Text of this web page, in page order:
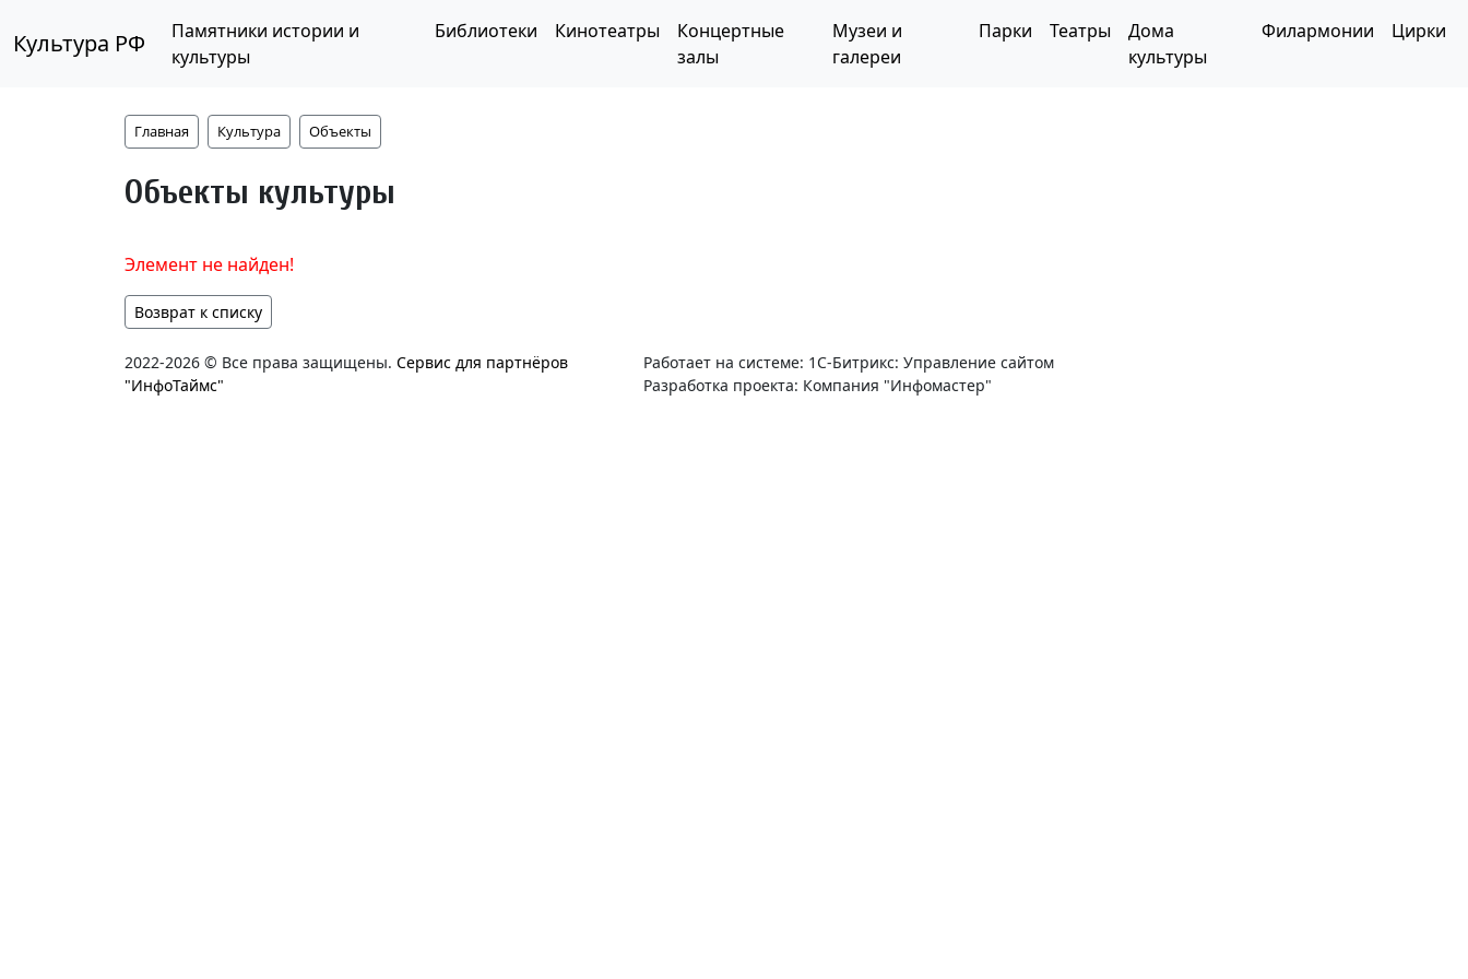
Культура РФ
Памятники истории и
культуры
Библиотеки Кинотеатры
Концертные
залы
Музеи и
галереи
Парки Театры
Дома
культуры
Филармонии Цирки
Главная Культура Объекты
Объекты культуры
Элемент не найден!
Возврат к списку
2022-2026 © Все права защищены. Сервис для партнёров
"ИнфоТаймс"
Работает на системе: 1С-Битрикс: Управление сайтом
Разработка проекта: Компания "Инфомастер"